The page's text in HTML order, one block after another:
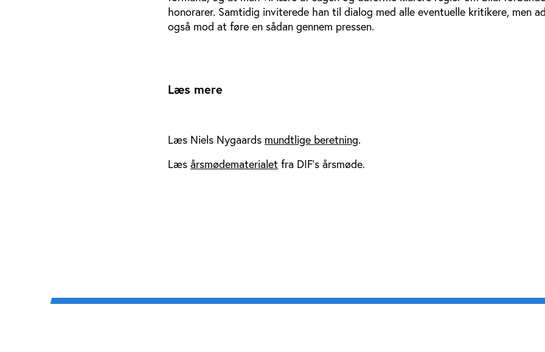
honorarer. Samtidig inviterede han til dialog med alle eventuelle kritikere, men
også mod at føre en sådan gennem pressen.
Læs mere
Læs Niels Nygaards mundtlige beretning.
Læs årsmødematerialet fra DIF’s årsmøde.